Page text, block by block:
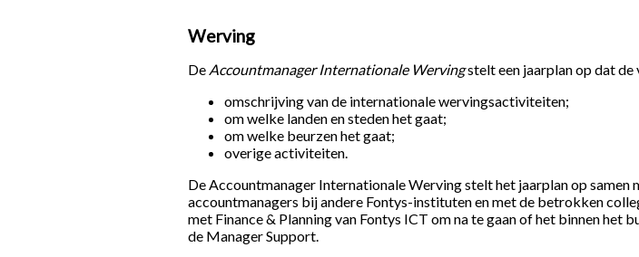
Werving
De Accountmanager Internationale Wervingstelt een jaarplan op dat
omschrijving van de internationale wervingsactiviteiten;
om welke landen en steden het gaat;
om welke beurzen het gaat;
overige activiteiten.
De Accountmanager Internationale Werving stelt het jaarplan op
accountmanagers bij andere Fontys-instituten en met de betrokken
met Finance & Planning van Fontys ICT om na te gaan of het binnen
de Manager Support.